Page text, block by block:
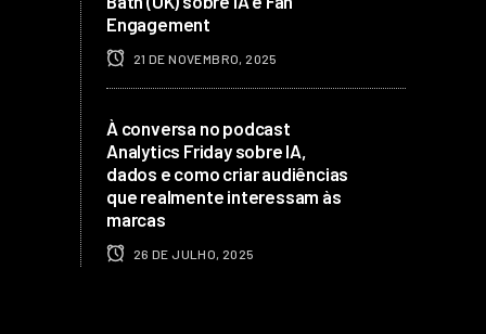
Engagement
21 DE NOVEMBRO, 2025
À conversa no podcast
Analytics Friday sobre IA,
dados e como criar audiências
que realmente interessam às
marcas
26 DE JULHO, 2025